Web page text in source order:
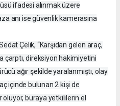
ifadesi alınmak üzere
anı ise güvenlik kamerasına
Çelik, “Karşıdan gelen araç,
çarptı, direksiyon hakimiyetini
ağır şekilde yaralanmıştı, olay
içinde bulunan 2 kişi de
oluyor, buraya yetkililerin el